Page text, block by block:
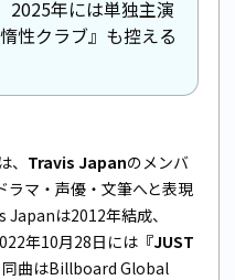
2025年には単独主演
性クラブ』も控える
は、 Travis Japanのメンバ
ラマ・声優・文筆へと表現
は2012年結成、
年10月28日には 『JUST
曲はBillboard Global